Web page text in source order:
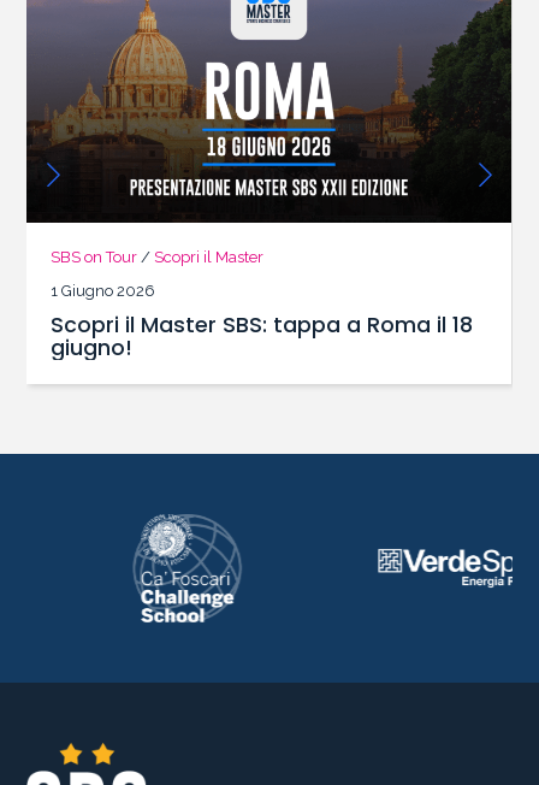
SBS on Tour / Scopri il Master
1 Giugno 2026
Scopri il Master SBS: tappa a Roma il 18
giugno!